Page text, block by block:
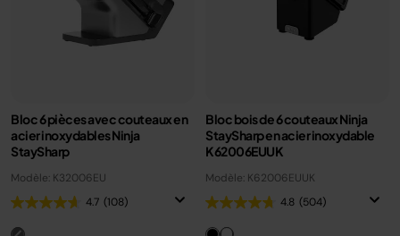
Bloc 6 pièces avec couteaux en
acier inoxydables Ninja
StaySharp
Modèle: K32006EU
4.7 (108)
Bloc bois de 6 couteaux Ninja
StaySharp en acier inoxydable
K62006EUUK
Modèle: K62006EUUK
4.8 (504)